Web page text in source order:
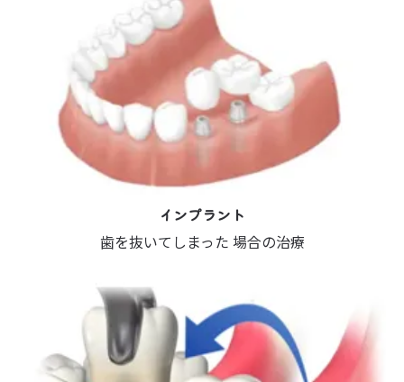
インプラント
歯を抜いてしまった 場合の治療